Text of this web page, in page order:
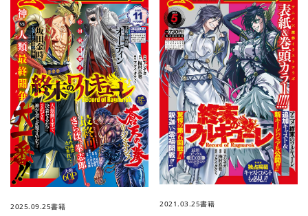
2025.09.25書籍 2021.03.25書籍